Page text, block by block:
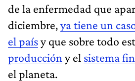
de la enfermedad que
diciembre,ya tiene un
el paísy que sobre todo
producción y el sistema
el planeta.